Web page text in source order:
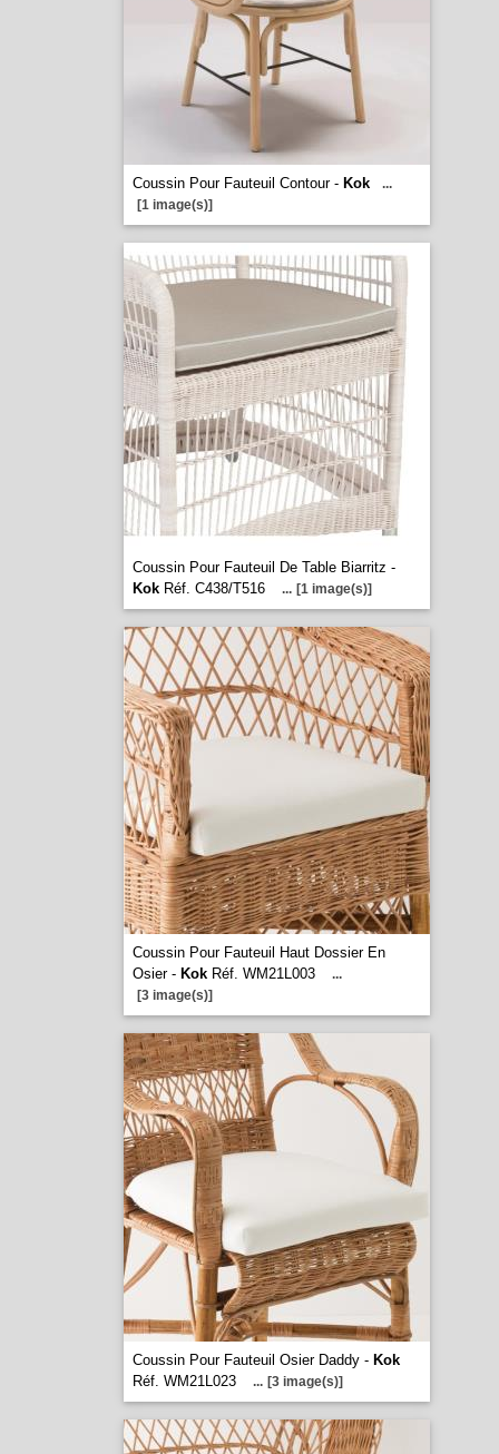
Coussin Pour Fauteuil Contour - Kok
...
[1 image(s)]
Coussin Pour Fauteuil De Table Biarritz -
KokRéf. C438/T516 ... [1 image(s)]
Coussin Pour Fauteuil Haut Dossier En
Osier - KokRéf. WM21L003
...
[3 image(s)]
Coussin Pour Fauteuil Osier Daddy - Kok
Réf. WM21L023
... [3 image(s)]